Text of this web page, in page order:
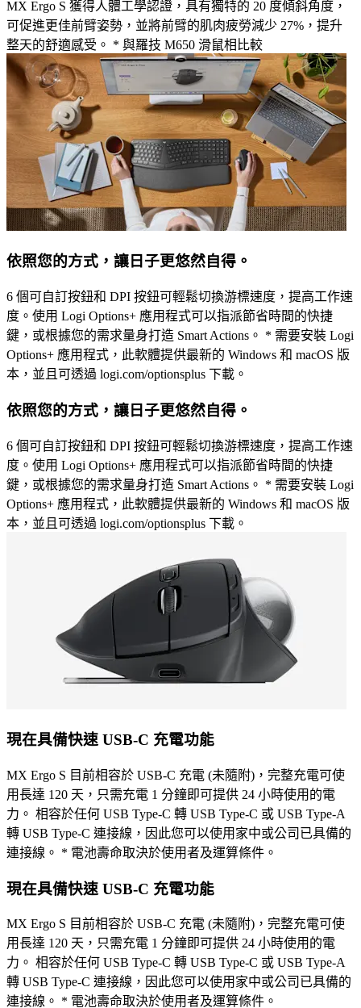
MX Ergo S 獲得人體工學認證，具有獨特的 20 度傾斜角度，
可促進更佳前臂姿勢，並將前臂的肌肉疲勞減少 27%，提升
整天的舒適感受。 * 與羅技 M650 滑鼠相比較
依照您的方式，讓日子更悠然自得。
6 個可自訂按鈕和 DPI 按鈕可輕鬆切換游標速度，提高工作速
度。使用 Logi Options+ 應用程式可以指派節省時間的快捷
鍵，或根據您的需求量身打造 Smart Actions。 * 需要安裝 Logi
Options+ 應用程式，此軟體提供最新的 Windows 和 macOS 版
本，並且可透過 logi.com/optionsplus 下載。
依照您的方式，讓日子更悠然自得。
6 個可自訂按鈕和 DPI 按鈕可輕鬆切換游標速度，提高工作速
度。使用 Logi Options+ 應用程式可以指派節省時間的快捷
鍵，或根據您的需求量身打造 Smart Actions。 * 需要安裝 Logi
Options+ 應用程式，此軟體提供最新的 Windows 和 macOS 版
本，並且可透過 logi.com/optionsplus 下載。
現在具備快速 USB-C 充電功能
MX Ergo S 目前相容於 USB-C 充電 (未隨附)，完整充電可使
用長達 120 天，只需充電 1 分鐘即可提供 24 小時使用的電
力。 相容於任何 USB Type-C 轉 USB Type-C 或 USB Type-A
轉 USB Type-C 連接線，因此您可以使用家中或公司已具備的
連接線。 * 電池壽命取決於使用者及運算條件。
現在具備快速 USB-C 充電功能
MX Ergo S 目前相容於 USB-C 充電 (未隨附)，完整充電可使
用長達 120 天，只需充電 1 分鐘即可提供 24 小時使用的電
力。 相容於任何 USB Type-C 轉 USB Type-C 或 USB Type-A
轉 USB Type-C 連接線，因此您可以使用家中或公司已具備的
連接線。 * 電池壽命取決於使用者及運算條件。